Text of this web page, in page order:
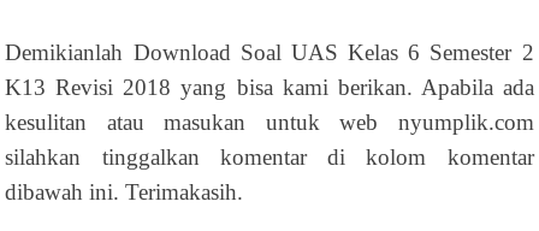
Demikianlah Download Soal UAS Kelas 6 Semester 2
K13 Revisi 2018 yang bisa kami berikan. Apabila ada
kesulitan atau masukan untuk web nyumplik.com
silahkan tinggalkan komentar di kolom komentar
dibawah ini. Terimakasih.